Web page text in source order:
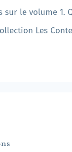
sur le volume
Les